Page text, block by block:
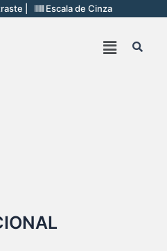
| Escala de Cinza